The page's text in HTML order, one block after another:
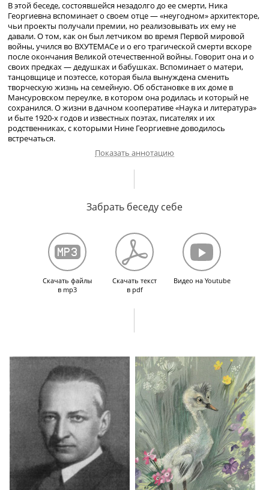
В этой беседе, состоявшейся незадолго до ее смерти, Ника
Георгиевна вспоминает о своем отце — «неугодном» архитекторе,
чьи проекты получали премии, но реализовывать их ему не
давали. О том, как он был летчиком во время Первой мировой
войны, учился во ВХУТЕМАСе и о его трагической смерти вскоре
после окончания Великой отечественной войны. Говорит она и о
своих предках — дедушках и бабушках. Вспоминает о матери,
танцовщице и поэтессе, которая была вынуждена сменить
творческую жизнь на семейную. Об обстановке в их доме в
Мансуровском переулке, в котором она родилась и который не
сохранился. О жизни в дачном кооперативе «Наука и литература»
и быте 1920-хгодов и известных поэтах, писателях и их
родственниках, с которыми Нине Георгиевне доводилось
встречаться.
отце – архитекторе Г.П. Гольце, и матери – танцовщице-
любительнице и поэтессе Г.П. Щегловой, отказавшейся
в котором жила ее семья до ареста тети (1938). О бабушке
со стороны мамы – воспитаннице Института благородных девиц,
революционерке. Об убийстве отца, о его двух реализованных
О получении загородного участка в поселке «Наука
и литература» и строительстве дачи. Об аресте тети –
Катерины
Павловны Гольц,физиолога из ВИЭМ, подруги жены Ежова.
О возвращении тети из лагеря и ее скорой смерти.
в Башкирию с художественной школой и отъезде в Чимкент.
Показать аннотацию
Забрать беседу себе
Скачать файлы
в mp3
Скачать текст
в pdf
Видео на Youtube